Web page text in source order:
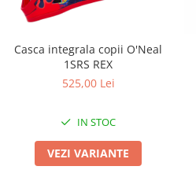
Casca integrala copii O'Neal
1SRS REX
525,00 Lei
IN STOC
VEZI VARIANTE